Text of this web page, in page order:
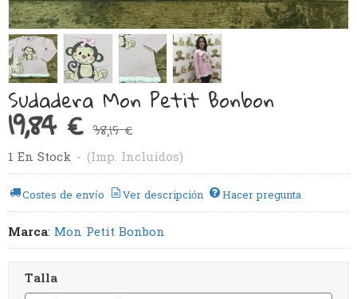
Sudadera Mon Petit Bonbon
19,84 € 38,15 €
1 En Stock - (Imp. Incluidos)
Costes de envío Ver descripción Hacer pregunta
Marca: Mon Petit Bonbon
Talla